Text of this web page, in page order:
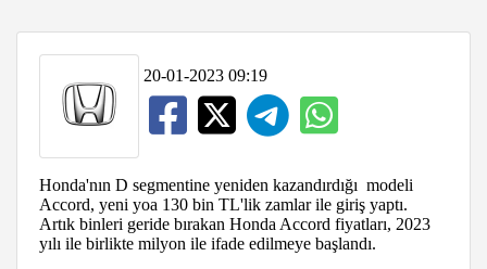
20-01-2023 09:19
Honda'nın D segmentine yeniden kazandırdığı modeli
Accord, yeni yoa 130 bin TL'lik zamlar ile giriş yaptı.
Artık binleri geride bırakan Honda Accord fiyatları, 2023
yılı ile birlikte milyon ile ifade edilmeye başlandı.